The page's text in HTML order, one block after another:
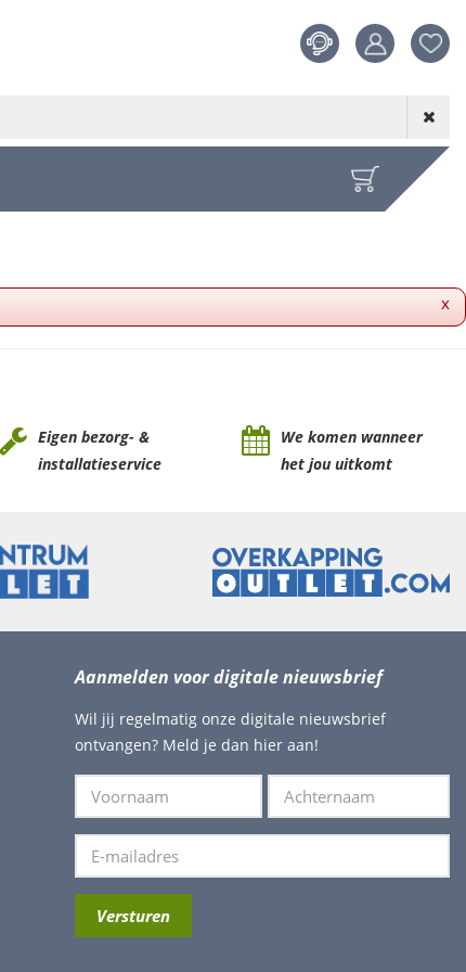
x
Eigen bezorg- &
installatieservice
We komen wanneer
het jou uitkomt
Aanmelden voor digitale nieuwsbrief
Wil jij regelmatig onze digitale nieuwsbrief
ontvangen? Meld je dan hier aan!